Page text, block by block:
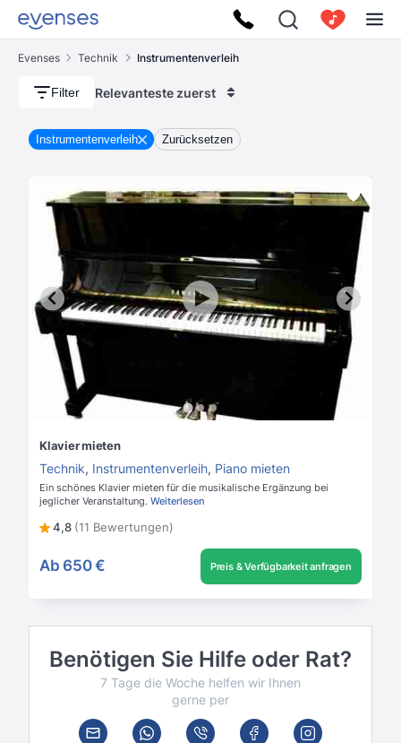
Evenses Technik Instrumentenverleih
Filter Relevanteste zuerst
Instrumentenverleih Zurücksetzen
Klavier mieten
Technik, Instrumentenverleih, Piano mieten
Ein schönes Klavier mieten für die musikalische Ergänzung bei
jeglicher Veranstaltung. Weiterlesen
4,8 (11 Bewertungen)
Ab 650 € Preis & Verfügbarkeit anfragen
Benötigen Sie Hilfe oder Rat?
7 Tage die Woche helfen wir Ihnen
gerne per